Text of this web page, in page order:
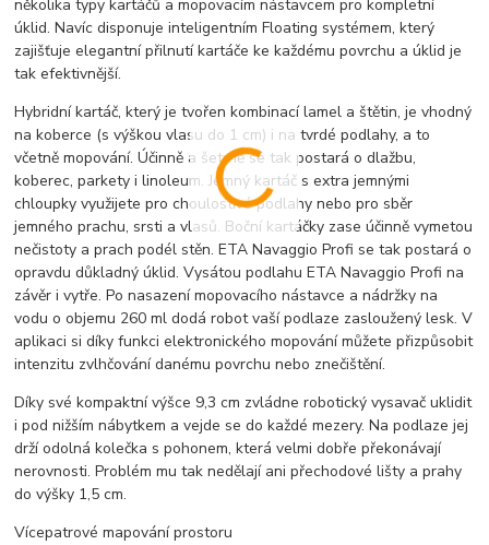
několika typy kartáčů a mopovacím nástavcem pro kompletní
úklid. Navíc disponuje inteligentním Floating systémem, který
zajišťuje elegantní přilnutí kartáče ke každému povrchu a úklid je
tak efektivnější.
Hybridní kartáč, který je tvořen kombinací lamel a štětin, je vhodný
na koberce (s výškou vlasu do 1 cm) i na tvrdé podlahy, a to
včetně mopování. Účinně a šetrně se tak postará o dlažbu,
koberec, parkety i linoleum. Jemný kartáč s extra jemnými
chloupky využijete pro choulostivé podlahy nebo pro sběr
jemného prachu, srsti a vlasů. Boční kartáčky zase účinně vymetou
nečistoty a prach podél stěn. ETA Navaggio Profi se tak postará o
opravdu důkladný úklid. Vysátou podlahu ETA Navaggio Profi na
závěr i vytře. Po nasazení mopovacího nástavce a nádržky na
vodu o objemu 260 ml dodá robot vaší podlaze zasloužený lesk. V
aplikaci si díky funkci elektronického mopování můžete přizpůsobit
intenzitu zvlhčování danému povrchu nebo znečištění.
Díky své kompaktní výšce 9,3 cm zvládne robotický vysavač uklidit
i pod nižším nábytkem a vejde se do každé mezery. Na podlaze jej
drží odolná kolečka s pohonem, která velmi dobře překonávají
nerovnosti. Problém mu tak nedělají ani přechodové lišty a prahy
do výšky 1,5 cm.
Vícepatrové mapování prostoru